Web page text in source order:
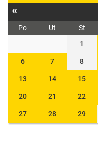
«
Po Ut St
1
6 7 8
13 14 15
20 21 22
27 28 29